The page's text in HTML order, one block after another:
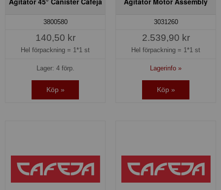
3800580
140,50 kr
Hel förpackning = 1*1 st
Lager: 4 förp.
Köp »
3031260
2.539,90 kr
Hel förpackning = 1*1 st
Lagerinfo »
Köp »